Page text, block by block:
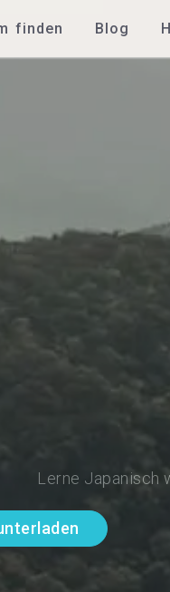
finden Blog
Lerne Japanisch